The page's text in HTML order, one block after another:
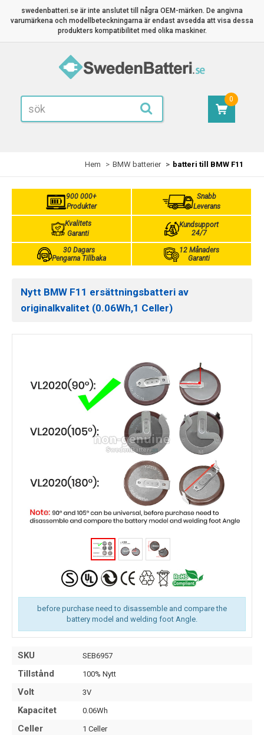
swedenbatteri.se är inte anslutet till några OEM-märken. De angivna
varumärkena och modellbeteckningarna är endast avsedda att visa dessa
produkters kompatibilitet med olika maskiner.
0
Hem BMW batterier batteri till BMW F11
900 000+
Produkter
Snabb
Leverans
Kvalitets
Garanti
Kundsupport
24/7
30 Dagars
Pengarna Tillbaka
12 Månaders
Garanti
Nytt BMW F11 ersättningsbatteri av
originalkvalitet (0.06Wh,1 Celler)
before purchase need to disassemble and compare the
battery model and welding foot Angle.
SKU SEB6957
Tillstånd 100% Nytt
Volt 3V
Kapacitet 0.06Wh
Celler 1 Celler